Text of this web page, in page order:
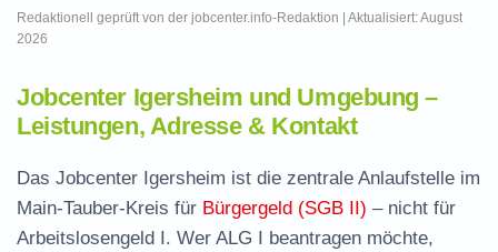
Redaktionell geprüft von der jobcenter.info-Redaktion | Aktualisiert: August
2026
Jobcenter Igersheim und Umgebung –
Leistungen, Adresse & Kontakt
Das Jobcenter Igersheim ist die zentrale Anlaufstelle im
Main-Tauber-Kreis für Bürgergeld (SGB II) – nicht für
Arbeitslosengeld I. Wer ALG I beantragen möchte,